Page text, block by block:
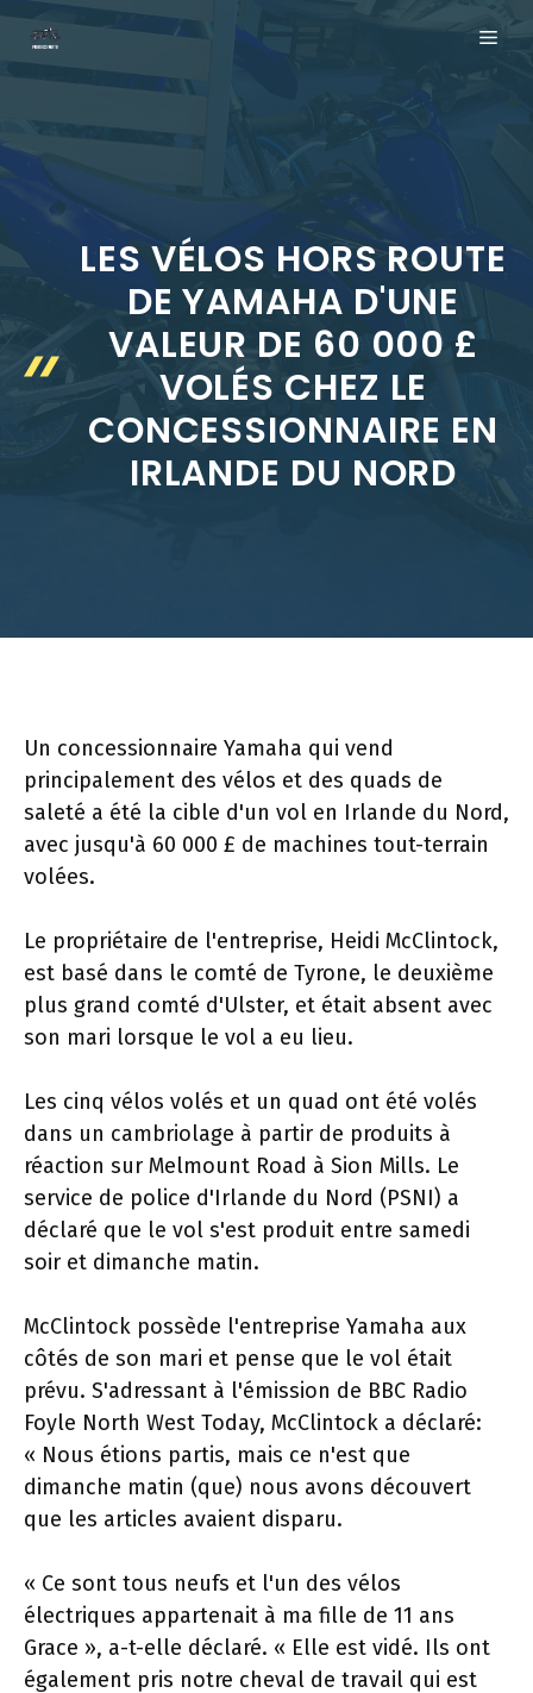
Aller
contenu
LES VÉLOS HORS ROUTE
DE YAMAHA D'UNE
VALEUR DE 60 000 £
VOLÉS CHEZ LE
CONCESSIONNAIRE EN
IRLANDE DU NORD
Un concessionnaire Yamaha qui vend
principalement des vélos et des quads de
saleté a été la cible d'un vol en Irlande du Nord,
avec jusqu'à 60 000 £ de machines tout-terrain
volées.
Le propriétaire de l'entreprise, Heidi McClintock,
est basé dans le comté de Tyrone, le deuxième
plus grand comté d'Ulster, et était absent avec
son mari lorsque le vol a eu lieu.
Les cinq vélos volés et un quad ont été volés
dans un cambriolage à partir de produits à
réaction sur Melmount Road à Sion Mills. Le
service de police d'Irlande du Nord (PSNI) a
déclaré que le vol s'est produit entre samedi
soir et dimanche matin.
McClintock possède l'entreprise Yamaha aux
côtés de son mari et pense que le vol était
prévu. S'adressant à l'émission de BBC Radio
Foyle North West Today, McClintock a déclaré:
« Nous étions partis, mais ce n'est que
dimanche matin (que) nous avons découvert
que les articles avaient disparu.
« Ce sont tous neufs et l'un des vélos
électriques appartenait à ma fille de 11 ans
Grace », a-t-elle déclaré. « Elle est vidé. Ils ont
également pris notre cheval de travail qui est